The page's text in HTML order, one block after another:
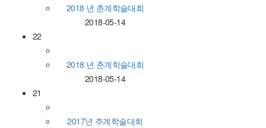
2018 년 춘계학술대회
2018-05-14
22
2018 년 춘계학술대회
2018-05-14
21
2017년 추계학술대회